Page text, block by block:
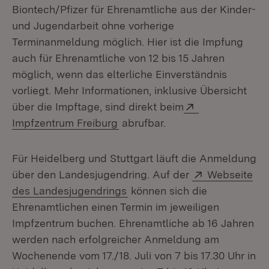
Biontech/Pfizer für Ehrenamtliche aus der Kinder-
und Jugendarbeit ohne vorherige
Terminanmeldung möglich. Hier ist die Impfung
auch für Ehrenamtliche von 12 bis 15 Jahren
möglich, wenn das elterliche Einverständnis
vorliegt. Mehr Informationen, inklusive Übersicht
über die Impftage, sind direkt beim
Impfzentrum Freiburg (Öffnet in neuem Fenster)
abrufbar.
Für Heidelberg und Stuttgart läuft die Anmeldung
über den Landesjugendring. Auf der
Extern:
Webseite
des Landesjugendrings (Öffnet in neuem Fenster)
können sich die
Ehrenamtlichen einen Termin im jeweiligen
Impfzentrum buchen. Ehrenamtliche ab 16 Jahren
werden nach erfolgreicher Anmeldung am
Wochenende vom 17./18. Juli von 7 bis 17.30 Uhr in